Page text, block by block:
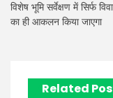
विशेष भूमि सर्वेक्षण में सिर्फ
का ही आकलन किया जाएगा
Related